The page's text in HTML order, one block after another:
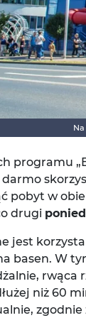
programu
darmo
pobyt w
drugi
jest
basen. W
rwąca
niż 60